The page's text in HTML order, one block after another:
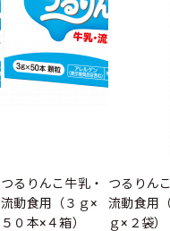
つるりんこ牛乳・
流動食用（３ｇ×
５０本×４箱）
つるりん
流動食用
ｇ×２袋）